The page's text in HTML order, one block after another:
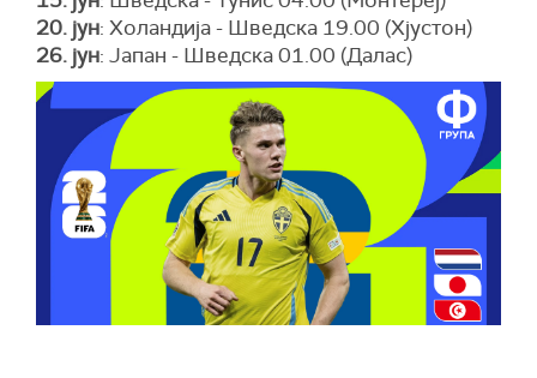
20. јун: Холандија - Шведска 19.00 (Хјустон)
26. јун: Јапан - Шведска 01.00 (Далас)